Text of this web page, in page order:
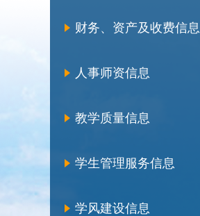
财务、资产及收费信息
人事师资信息
教学质量信息
学生管理服务信息
学风建设信息